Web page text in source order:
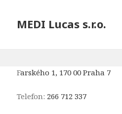
MEDI Lucas s.r.o.
Farského 1, 170 00 Praha 7
Telefon: 266 712 337